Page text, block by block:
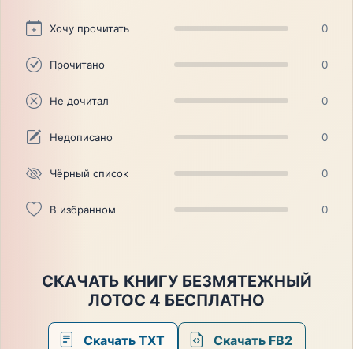
Хочу прочитать 0
Прочитано 0
Не дочитал 0
Недописано 0
Чёрный список 0
В избранном 0
СКАЧАТЬ КНИГУ БЕЗМЯТЕЖНЫЙ
ЛОТОС 4 БЕСПЛАТНО
Скачать TXT Скачать FB2